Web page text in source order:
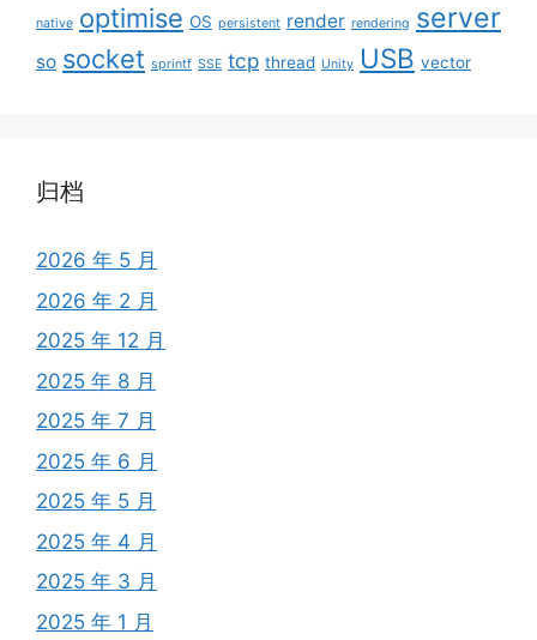
native optimise OS persistent render rendering server
so socket sprintf SSE tcp thread Unity USB vector
归档
2026 年 5 月
2026 年 2 月
2025 年 12 月
2025 年 8 月
2025 年 7 月
2025 年 6 月
2025 年 5 月
2025 年 4 月
2025 年 3 月
2025 年 1 月